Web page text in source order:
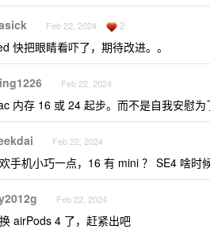
Feb 22, 2024 2
快把眼睛看吓了，期待改进。。
Feb 22, 2024
内存 16 或 24 起步。而不是自我安慰为
Feb 22, 2024
手机小巧一点，16 有 mini ？ SE4 啥时
Feb 22, 2024
airPods 4 了，赶紧出吧